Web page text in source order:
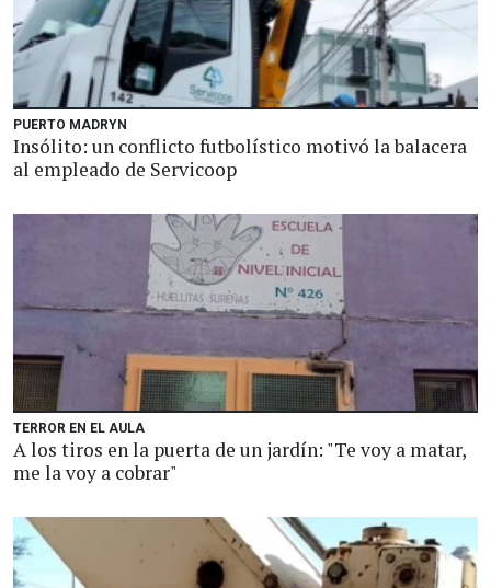
PUERTO MADRYN
Insólito: un conflicto futbolístico motivó la balacera
al empleado de Servicoop
TERROR EN EL AULA
A los tiros en la puerta de un jardín: "Te voy a matar,
me la voy a cobrar"